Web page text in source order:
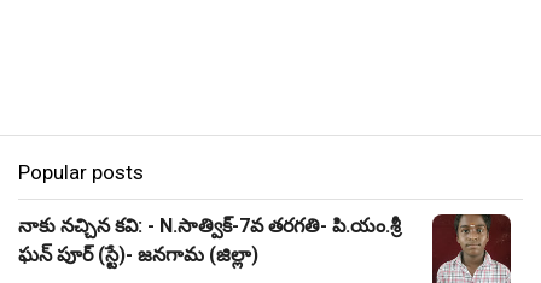
Popular posts
నాకు నచ్చిన కవి: - N.సాత్విక్-7వ తరగతి- పి.యం.శ్రీ
ఘన్ పూర్ (స్టే)- జనగామ (జిల్లా)